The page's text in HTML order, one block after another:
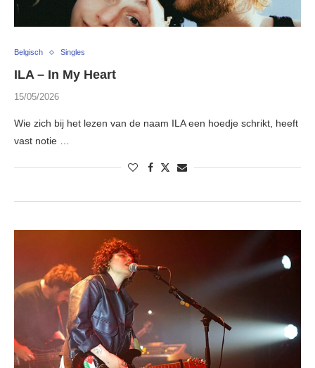
Belgisch Singles
ILA – In My Heart
15/05/2026
Wie zich bij het lezen van de naam ILA een hoedje schrikt, heeft
vast notie …